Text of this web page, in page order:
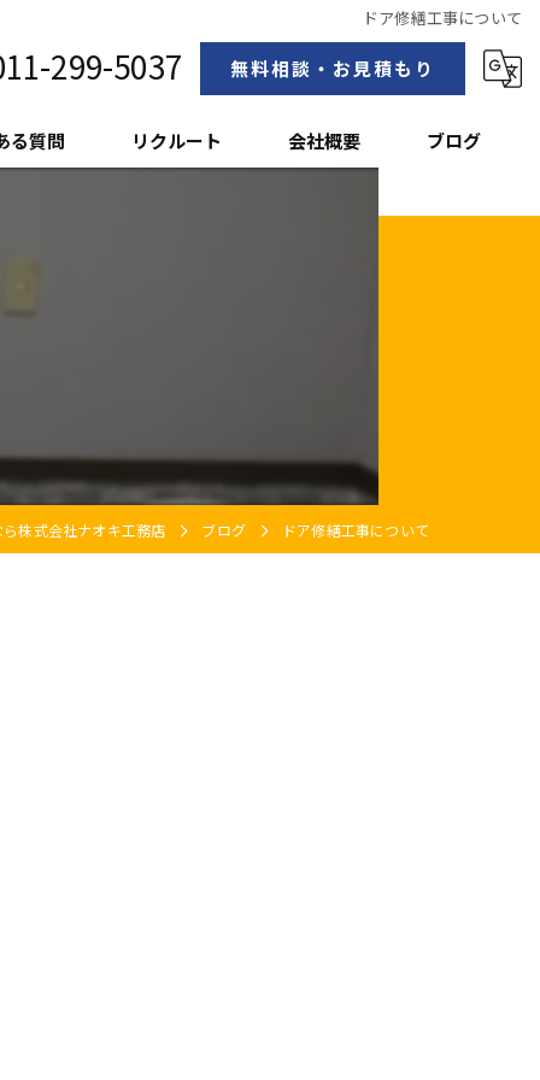
ドア修繕工事について
299-5037 無料相談・お見積もり
る質問 リクルート 会社概要
スタッフ紹介
ブログ
株式会社ナオキ工務店 ブログ ドア修繕工事について